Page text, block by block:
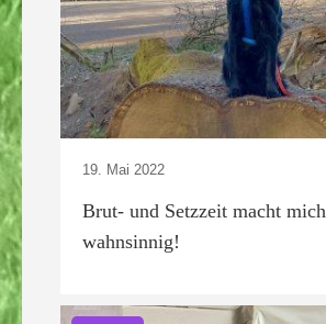
19. Mai 2022
Brut- und Setzzeit macht mich
wahnsinnig!